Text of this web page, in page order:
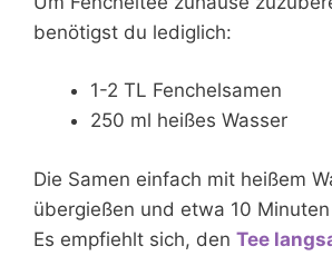
benötigst du lediglich:
1-2 TL Fenchelsamen
250 ml heißes Wasser
Die Samen einfach mit heißem
übergießen und etwa 10
Es empfiehlt sich, den Tee